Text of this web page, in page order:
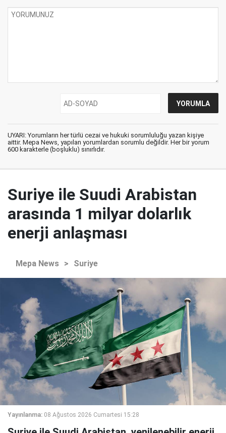
UYARI: Yorumların her türlü cezai ve hukuki sorumluluğu yazan kişiye
aittir. Mepa News, yapılan yorumlardan sorumlu değildir. Her bir yorum
600 karakterle (boşluklu) sınırlıdır.
Suriye ile Suudi Arabistan
arasında 1 milyar dolarlık
enerji anlaşması
Mepa News > Suriye
Yayınlanma: 08 Ağustos 2026 Cumartesi 15:28